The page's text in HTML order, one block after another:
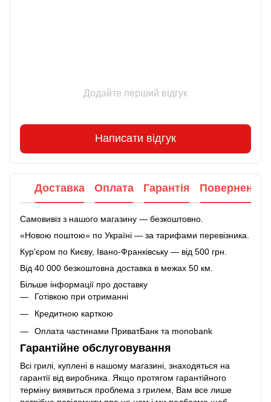
Додайте перший відгук
Написати відгук
Доставка Оплата Гарантія Повернення
Самовивіз з нашого магазину — безкоштовно.
«Новою поштою» по Україні — за тарифами перевізника.
Кур'єром по Києву, Івано-Франківську — від 500 грн.
Від 40 000 безкоштовна доставка в межах 50 км.
Більше інформації про доставку
Готівкою при отриманні
Кредитною карткою
Оплата частинами ПриватБанк та monobank
Гарантійне обслуговування
Всі грилі, куплені в нашому магазині, знаходяться на
гарантії від виробника. Якщо протягом гарантійного
терміну виявиться проблема з грилем, Вам все лише